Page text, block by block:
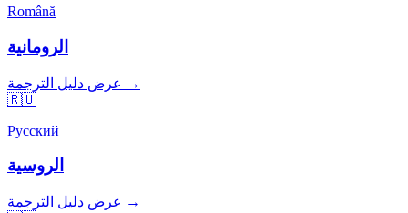
Română
الرومانية
عرض دليل الترجمة →
🇷🇺
Русский
الروسية
عرض دليل الترجمة →